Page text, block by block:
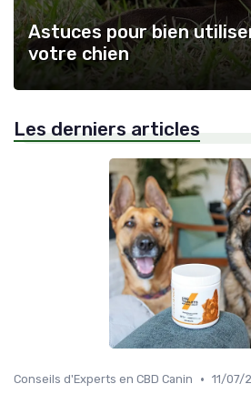
Astuces pour bien
votre chien
Les derniers articles
Conseils d'Experts en CBD Canin • 11/07/